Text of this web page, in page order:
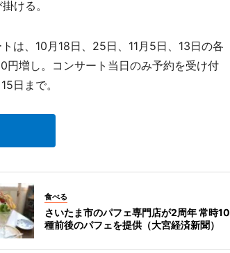
ける。
は、10月18日、25日、11月5日、13日の各
円増し。コンサート当日のみ予約を受け付
日まで。
食べる
さいたま市のパフェ専門店が2周年 常時10
種前後のパフェを提供（大宮経済新聞）